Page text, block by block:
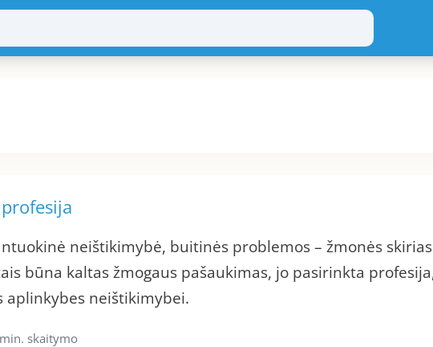
neištikimybė, buitinės problemos – žmonės
būna kaltas žmogaus pašaukimas, jo pasirinkta
aplinkybes neištikimybei.
skaitymo